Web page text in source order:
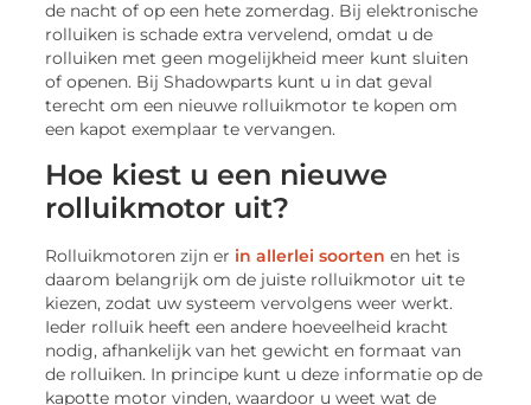
de nacht of op een hete zomerdag. Bij elektronische
rolluiken is schade extra vervelend, omdat u de
rolluiken met geen mogelijkheid meer kunt sluiten
of openen. Bij Shadowparts kunt u in dat geval
terecht om een nieuwe rolluikmotor te kopen om
een kapot exemplaar te vervangen.
Hoe kiest u een nieuwe
rolluikmotor uit?
Rolluikmotoren zijn er in allerlei soorten en het is
daarom belangrijk om de juiste rolluikmotor uit te
kiezen, zodat uw systeem vervolgens weer werkt.
Ieder rolluik heeft een andere hoeveelheid kracht
nodig, afhankelijk van het gewicht en formaat van
de rolluiken. In principe kunt u deze informatie op de
kapotte motor vinden, waardoor u weet wat de